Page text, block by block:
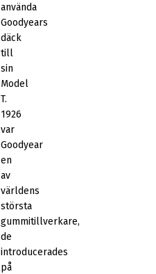
använda
Goodyears
däck
till
sin
Model
T.
1926
var
Goodyear
en
av
världens
största
gummitillverkare,
de
introducerades
på